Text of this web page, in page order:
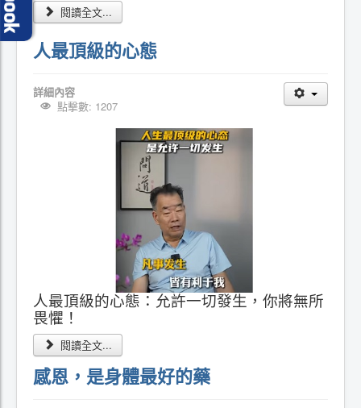
閱讀全文...
人最頂級的心態
詳細內容
點擊數: 1207
人最頂級的心態：允許一切發生，你將無所
畏懼！
閱讀全文...
感恩，是身體最好的藥